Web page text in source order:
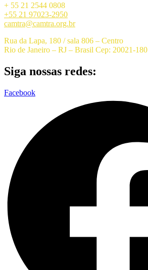
+ 55 21 2544 0808
+55 21 97023-2950
camtra@camtra.org.br
Rua da Lapa, 180 / sala 806 – Centro
Rio de Janeiro – RJ – Brasil Cep: 20021-180
Siga nossas redes:
Facebook